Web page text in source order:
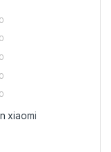
0
0
0
0
0
xiaomi